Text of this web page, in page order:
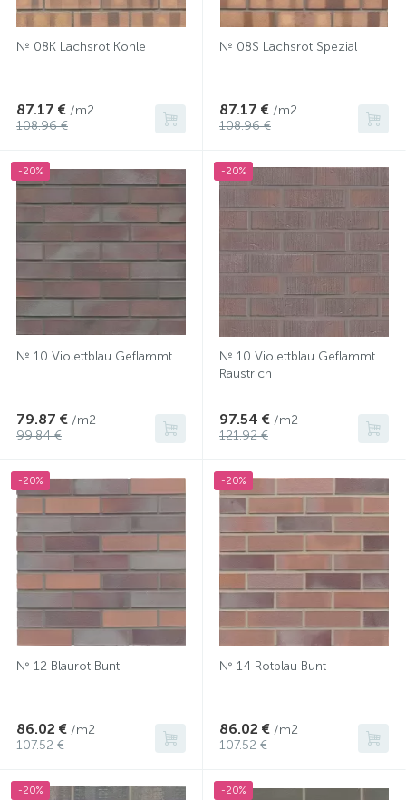
№ 08К Lachsrot Kohle
87.17 € /m2
108.96 €
№ 08S Lachsrot Spezial
87.17 € /m2
108.96 €
-20%
№ 10 Violettblau Geflammt
79.87 € /m2
99.84 €
-20%
№ 10 Violettblau Geflammt
Raustrich
97.54 € /m2
121.92 €
-20%
№ 12 Blaurot Bunt
86.02 € /m2
107.52 €
-20%
№ 14 Rotblau Bunt
86.02 € /m2
107.52 €
-20% -20%